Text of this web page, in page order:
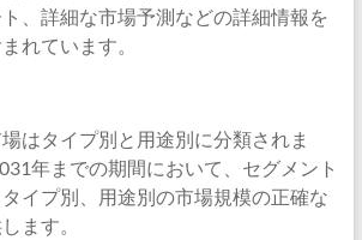
、詳細な市場予測などの詳細情報を
れています。
はタイプ別と用途別に分類されま
年までの期間において、セグメント
イプ別、用途別の市場規模の正確な
ます。